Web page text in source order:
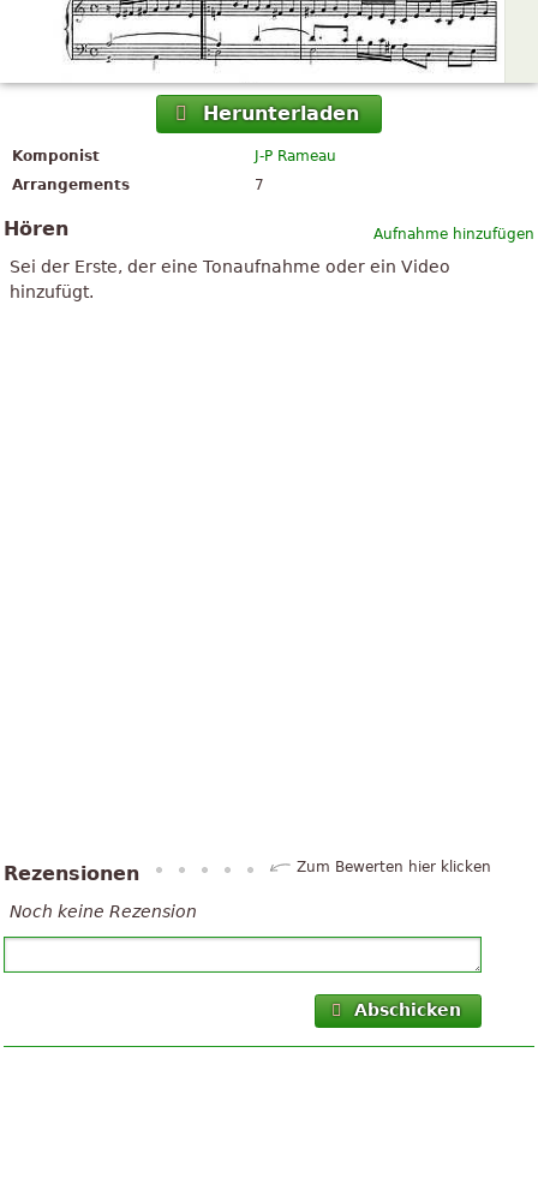
Herunterladen
Komponist
J-P Rameau
Arrangements
7
Aufnahme hinzufügen
Hören
Sei der Erste, der eine Tonaufnahme oder ein Video
hinzufügt.
Rezensionen Zum Bewerten hier klicken
Noch keine Rezension
Abschicken